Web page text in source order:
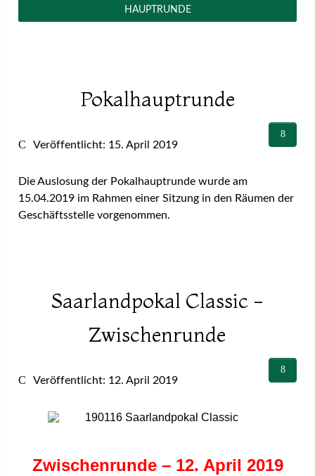
HAUPTRUNDE
Pokalhauptrunde
Veröffentlicht: 15. April 2019
Die Auslosung der Pokalhauptrunde wurde am
15.04.2019 im Rahmen einer Sitzung in den Räumen der
Geschäftsstelle vorgenommen.
Saarlandpokal Classic -
Zwischenrunde
Veröffentlicht: 12. April 2019
Zwischenrunde – 12. April 2019